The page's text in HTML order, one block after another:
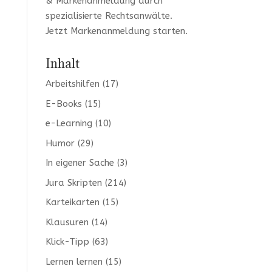
spezialisierte Rechtsanwälte.
Jetzt Markenanmeldung starten.
Inhalt
Arbeitshilfen (17)
E-Books (15)
e-Learning (10)
Humor(29)
In eigener Sache (3)
Jura Skripten (214)
Karteikarten (15)
Klausuren (14)
Klick-Tipp (63)
Lernen lernen (15)